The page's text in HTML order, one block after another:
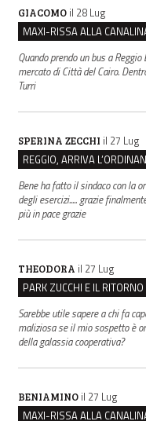
GIACOMO il 28 Lug
Quando prendo un bus a
mercato di Città del Cairo.
Turri
SPERINA ZECCHI il 27 Lug
Bene ha fatto il sindaco con la
degli esercizi..... grazie
più in pace grazie
THEODORA il 27 Lug
Sarebbe utile sapere a chi fa
maliziosa se il mio sospetto è
della galassia cooperativa?
BENIAMINO il 27 Lug